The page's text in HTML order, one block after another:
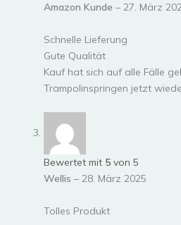
Amazon Kunde – 27. März
Schnelle Lieferung
Gute Qualität
Kauf hat sich auf alle Fälle
Trampolinspringen jetzt
Bewertet mit 5 von 5
Wellis – 28. März 2025
Tolles Produkt